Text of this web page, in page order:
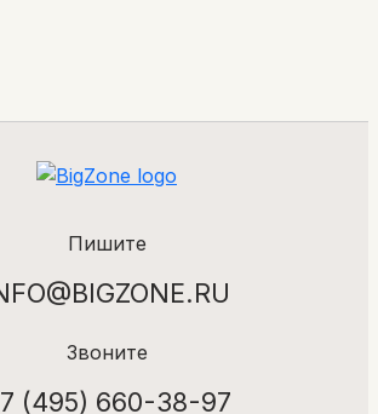
Пишите
Звоните
(495) 660-38-97